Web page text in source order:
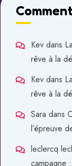
Kev dans
rêve à la
Kev dans
rêve à la
Sara dans
l’épreuve
leclercq
campagne